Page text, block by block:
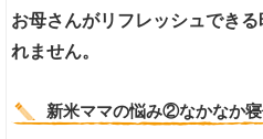
お母さんがリフレッシュでき
れません。
新米ママの悩み②なかなか